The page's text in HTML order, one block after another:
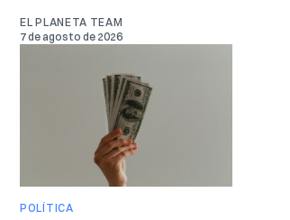
EL PLANETA TEAM
7 de agosto de 2026
POLÍTICA